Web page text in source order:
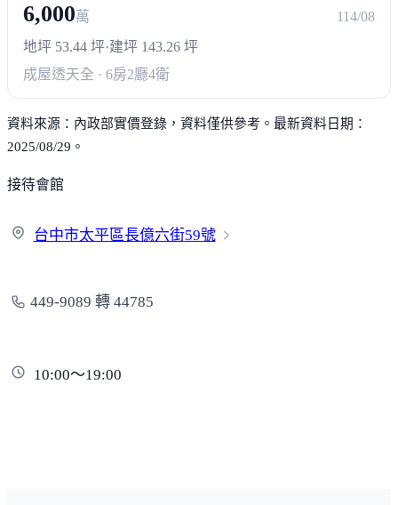
6,000萬
114/08
地坪 53.44 坪·建坪 143.26 坪
成屋透天全 · 6房2廳4衛
資料來源：內政部實價登錄，資料僅供參考。最新資料日期：
2025/08/29。
接待會館
台中市太平區長億六街59號
449-9089 轉 44785
10:00～19:00